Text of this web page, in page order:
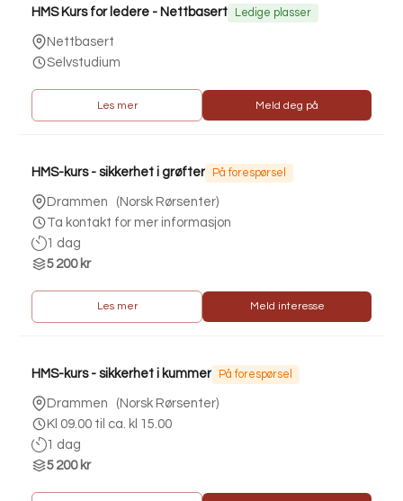
HMS Kurs for ledere - Nettbasert Ledige plasser
Nettbasert
Selvstudium
Les mer Meld deg på
HMS-kurs - sikkerhet i grøfter På forespørsel
Drammen ( Norsk Rørsenter)
Ta kontakt for mer informasjon
1 dag
5 200 kr
Les mer Meld interesse
HMS-kurs - sikkerhet i kummer På forespørsel
Drammen ( Norsk Rørsenter)
Kl 09.00 til ca. kl 15.00
1 dag
5 200 kr